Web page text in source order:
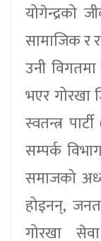
योगेन्द्रको
सामाजिक र
उनी
भएर गोरखा
स्वतन्त्र
सम्पर्क
समाजको
होइनन्,
गोरखा